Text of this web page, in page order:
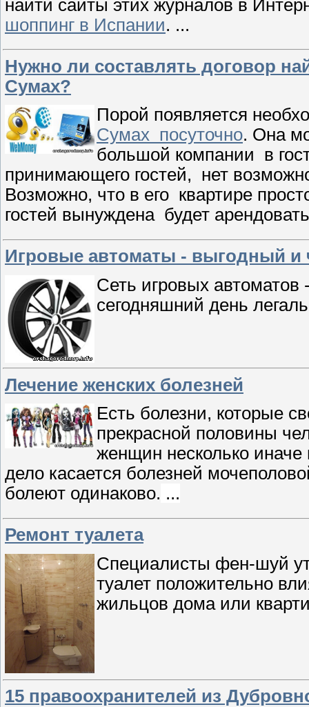
найти сайты этих журналов в
шоппинг в Испании. ...
Нужно ли составлять договор
Сумах?
Порой появляется
Сумах посуточно. Она
большой компании в
принимающего гостей, нет
Возможно, что в его квартире
гостей вынуждена будет
Игровые автоматы - выгодный и
Сеть игровых
сегодняшний день
Лечение женских болезней
Есть болезни, которые
прекрасной половины
женщин несколько
дело касается болезней
болеют одинаково. ...
Ремонт туалета
Специалисты фен-шуй
туалет положительно
жильцов дома или
15 правоохранителей из